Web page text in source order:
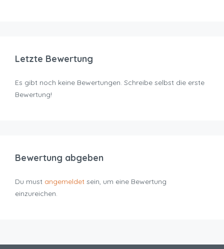
Letzte Bewertung
Es gibt noch keine Bewertungen. Schreibe selbst die erste
Bewertung!
Bewertung abgeben
Du must angemeldet sein, um eine Bewertung
einzureichen.